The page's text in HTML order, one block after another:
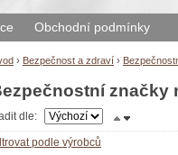
Obchodní podmínky
› Bezpečnost a zdraví ›
značky
dle:
podle výrobců